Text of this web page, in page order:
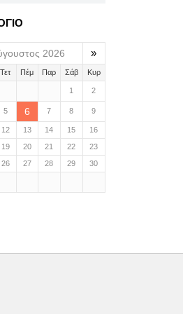
2026 »
Τετ Πέμ Παρ Σάβ Κυρ
1 2
5 6 7 8 9
12 13 14 15
16
19 20 21 22
23
26 27 28 29 30